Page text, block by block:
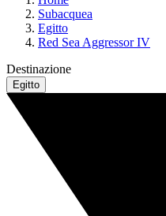
Subacquea
Egitto
Red Sea Aggressor IV
Destinazione
Egitto